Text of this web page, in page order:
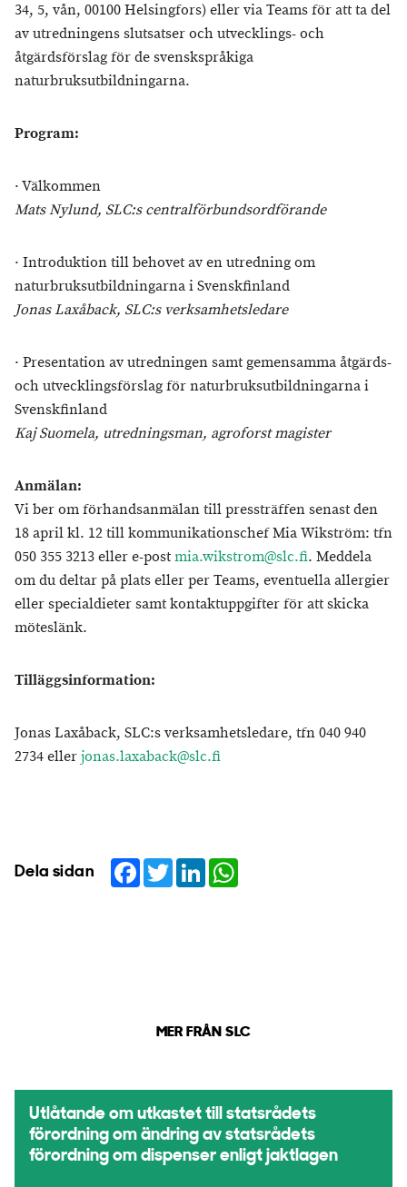
34, 5, vån, 00100 Helsingfors) eller via Teams för att ta del
av utredningens slutsatser och utvecklings- och
åtgärdsförslag för de svenskspråkiga
naturbruksutbildningarna.
Program:
· Välkommen
Mats Nylund, SLC:s centralförbundsordförande
· Introduktion till behovet av en utredning om
naturbruksutbildningarna i Svenskfinland
Jonas Laxåback, SLC:s verksamhetsledare
· Presentation av utredningen samt gemensamma åtgärds-
och utvecklingsförslag för naturbruksutbildningarna i
Svenskfinland
Kaj Suomela, utredningsman, agroforst magister
Anmälan:
Vi ber om förhandsanmälan till pressträffen senast den
18 april kl. 12 till kommunikationschef Mia Wikström: tfn
050 355 3213 eller e-postmia.wikstrom@slc.fi. Meddela
om du deltar på plats eller per Teams, eventuella allergier
eller specialdieter samt kontaktuppgifter för att skicka
möteslänk.
Tilläggsinformation:
Jonas Laxåback, SLC:s verksamhetsledare, tfn 040 940
2734 ellerjonas.laxaback@slc.fi
Dela sidan Facebook
TwitterLinkedIn
MER FRÅN SLC
Utlåtande om utkastet till statsrådets
förordning om ändring av statsrådets
förordning om dispenser enligt jaktlagen